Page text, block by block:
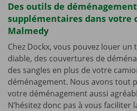
Des outils de déménagement
supplémentaires dans votre
Malmedy
Chez Dockx, vous pouvez louer
diable, des couvertures de
des sangles en plus de votre
déménagement. Nous avons tout
votre déménagement aussi
N’hésitez donc pas à vous faciliter